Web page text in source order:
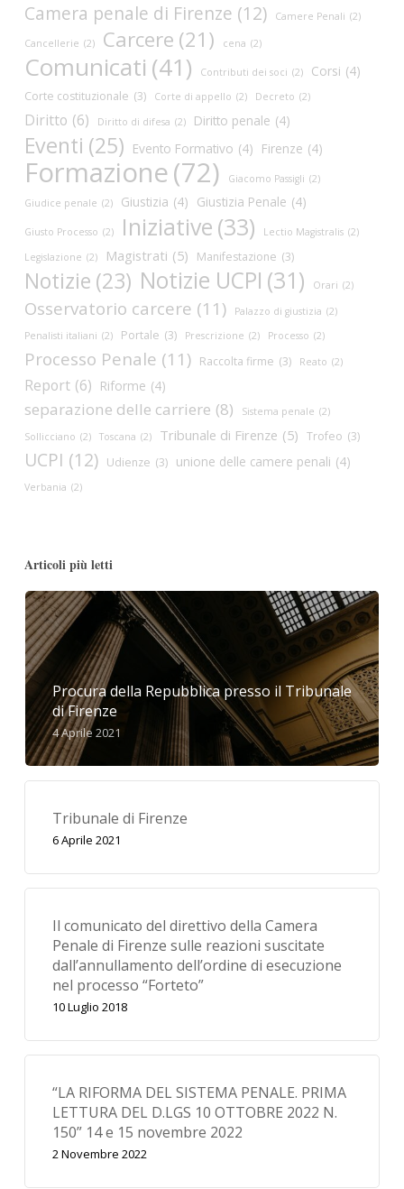
Camera penale di Firenze (12) Camere Penali (2)
Cancellerie (2) Carcere (21) cena (2)
Comunicati (41) Contributi dei soci (2) Corsi (4)
Corte costituzionale (3) Corte di appello (2) Decreto (2)
Diritto (6) Diritto di difesa (2) Diritto penale (4)
Eventi (25) Evento Formativo (4) Firenze (4)
Formazione(72) Giacomo Passigli (2)
Giudice penale (2) Giustizia (4) Giustizia Penale (4)
Giusto Processo (2) Iniziative (33) Lectio Magistralis (2)
Legislazione (2) Magistrati (5) Manifestazione (3)
Notizie (23) Notizie UCPI (31) Orari (2)
Osservatorio carcere (11) Palazzo di giustizia (2)
Penalisti italiani (2) Portale (3) Prescrizione (2) Processo (2)
Processo Penale (11) Raccolta firme (3) Reato (2)
Report (6) Riforme (4)
separazione delle carriere (8) Sistema penale (2)
Sollicciano (2) Toscana (2) Tribunale di Firenze (5) Trofeo (3)
UCPI (12) Udienze (3) unione delle camere penali (4)
Verbania (2)
Articoli più letti
Procura della Repubblica presso il Tribunale
di Firenze
4 Aprile 2021
Tribunale di Firenze
6 Aprile 2021
Il comunicato del direttivo della Camera
Penale di Firenze sulle reazioni suscitate
dall’annullamento dell’ordine di esecuzione
nel processo “Forteto”
10 Luglio 2018
“LA RIFORMA DEL SISTEMA PENALE. PRIMA
LETTURA DEL D.LGS 10 OTTOBRE 2022 N.
150” 14 e 15 novembre 2022
2 Novembre 2022